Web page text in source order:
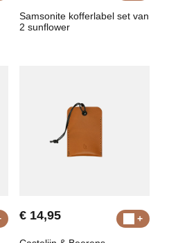
Samsonite kofferlabel set van
2 sunflower
€ 14,95